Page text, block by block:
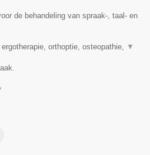
de behandeling van spraak-, taal- en
orthoptie, osteopathie, ▼